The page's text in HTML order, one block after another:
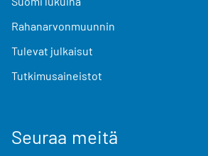
Rahanarvonmuunnin
Tulevat julkaisut
Tutkimusaineistot
Seuraa meitä